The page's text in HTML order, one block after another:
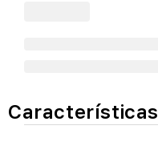
Características